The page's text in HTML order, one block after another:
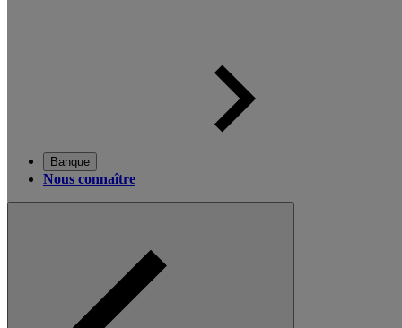
Banque
Nous connaître